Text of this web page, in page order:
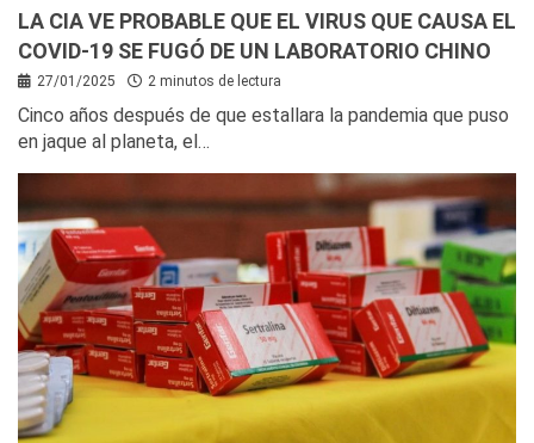
LA CIA VE PROBABLE QUE EL VIRUS QUE CAUSA EL
COVID-19 SE FUGÓ DE UN LABORATORIO CHINO
27/01/2025 2 minutos de lectura
Cinco años después de que estallara la pandemia que puso
en jaque al planeta, el…